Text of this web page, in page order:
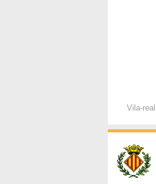
Vila-real